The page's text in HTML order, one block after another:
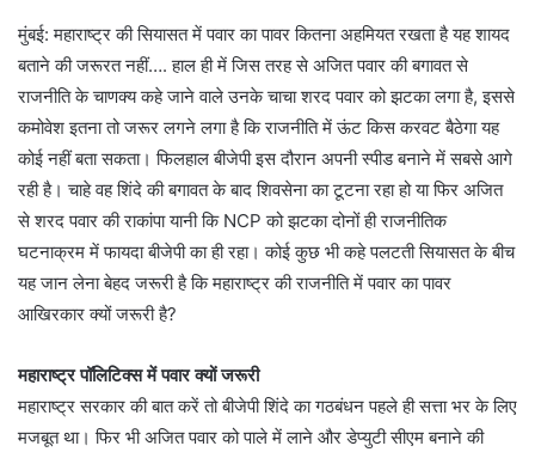
मुंबई: महाराष्ट्र की सियासत में पवार का पावर कितना अहमियत रखता है यह शायद
बताने की जरूरत नहीं…. हाल ही में जिस तरह से अजित पवार की बगावत से
राजनीति के चाणक्य कहे जाने वाले उनके चाचा शरद पवार को झटका लगा है, इससे
कमोवेश इतना तो जरूर लगने लगा है कि राजनीति में ऊंट किस करवट बैठेगा यह
कोई नहीं बता सकता। फिलहाल बीजेपी इस दौरान अपनी स्पीड बनाने में सबसे आगे
रही है। चाहे वह शिंदे की बगावत के बाद शिवसेना का टूटना रहा हो या फिर अजित
से शरद पवार की राकांपा यानी कि NCP को झटका दोनों ही राजनीतिक
घटनाक्रम में फायदा बीजेपी का ही रहा। कोई कुछ भी कहे पलटती सियासत के बीच
यह जान लेना बेहद जरूरी है कि महाराष्ट्र की राजनीति में पवार का पावर
आखिरकार क्यों जरूरी है?
महाराष्ट्र पॉलिटिक्स में पवार क्यों जरूरी
महाराष्ट्र सरकार की बात करें तो बीजेपी शिंदे का गठबंधन पहले ही सत्ता भर के लिए
मजबूत था। फिर भी अजित पवार को पाले में लाने और डेप्युटी सीएम बनाने की